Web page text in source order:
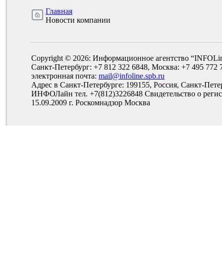
Главная
Новости компании
Copyright © 2026: Информационное агентство
Санкт-Петербург: +7 812 322 6848, Москва: +7 495 772
электронная почта: mail@infoline.spb.ru
Адрес в Санкт-Петербурге: 199155, Россия, Санкт-
ИНФОЛайн тел. +7(812)3226848 Свидетельство о
15.09.2009 г. Роскомнадзор Москва